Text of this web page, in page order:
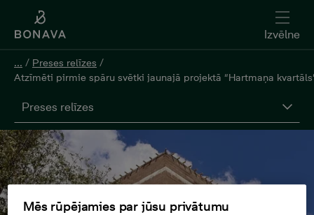
Izvēlne
... / Preses relīzes /
Atzīmēti pirmie spāru svētki jaunajā projektā “Hartmaņa
Preses relīzes
Mēs rūpējamies par jūsu privātumu